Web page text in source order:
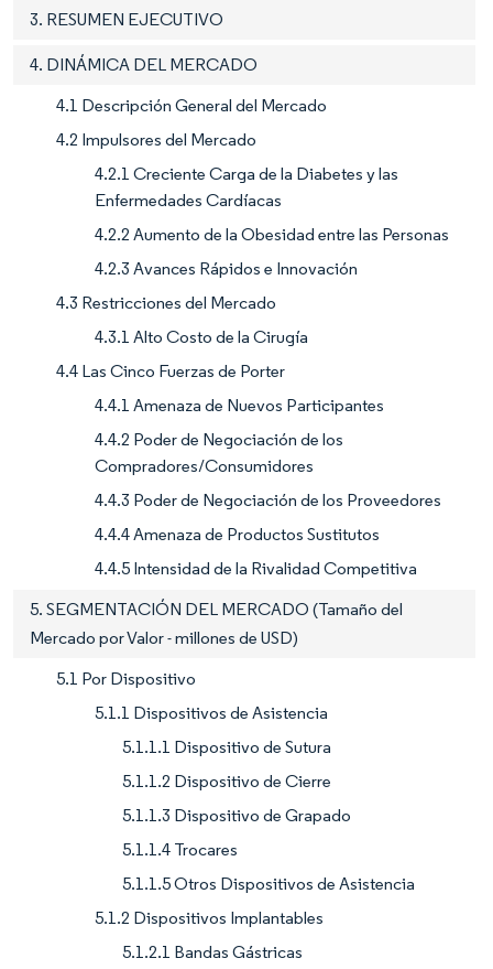
3. RESUMEN EJECUTIVO
4. DINÁMICA DEL MERCADO
4.1 Descripción General del Mercado
4.2 Impulsores del Mercado
4.2.1 Creciente Carga de la Diabetes y las
Enfermedades Cardíacas
4.2.2 Aumento de la Obesidad entre las Personas
4.2.3 Avances Rápidos e Innovación
4.3 Restricciones del Mercado
4.3.1 Alto Costo de la Cirugía
4.4 Las Cinco Fuerzas de Porter
4.4.1 Amenaza de Nuevos Participantes
4.4.2 Poder de Negociación de los
Compradores/Consumidores
4.4.3 Poder de Negociación de los Proveedores
4.4.4 Amenaza de Productos Sustitutos
4.4.5 Intensidad de la Rivalidad Competitiva
5. SEGMENTACIÓN DEL MERCADO (Tamaño del
Mercado por Valor - millones de USD)
5.1 Por Dispositivo
5.1.1 Dispositivos de Asistencia
5.1.1.1 Dispositivo de Sutura
5.1.1.2 Dispositivo de Cierre
5.1.1.3 Dispositivo de Grapado
5.1.1.4 Trocares
5.1.1.5 Otros Dispositivos de Asistencia
5.1.2 Dispositivos Implantables
5.1.2.1 Bandas Gástricas